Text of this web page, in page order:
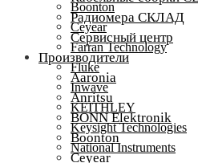
Boonton
Ceyear
Farran Technology
Fluke
Inwave
KEITHLEY
Keysight Technologies
National Instruments
Радиомера СКЛАД
Сервисный центр
Производители
Aaronia
Anritsu
BONN Elektronik
Boonton
Ceyear